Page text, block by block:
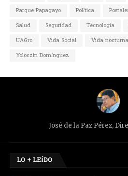
Parque Papagayo
Política
Salud
Seguridad Tecnologia
UAGro
Vida Social Vida nocturna
Yoloczin Domínguez
José de la Paz Pérez,
LO + LEÍDO